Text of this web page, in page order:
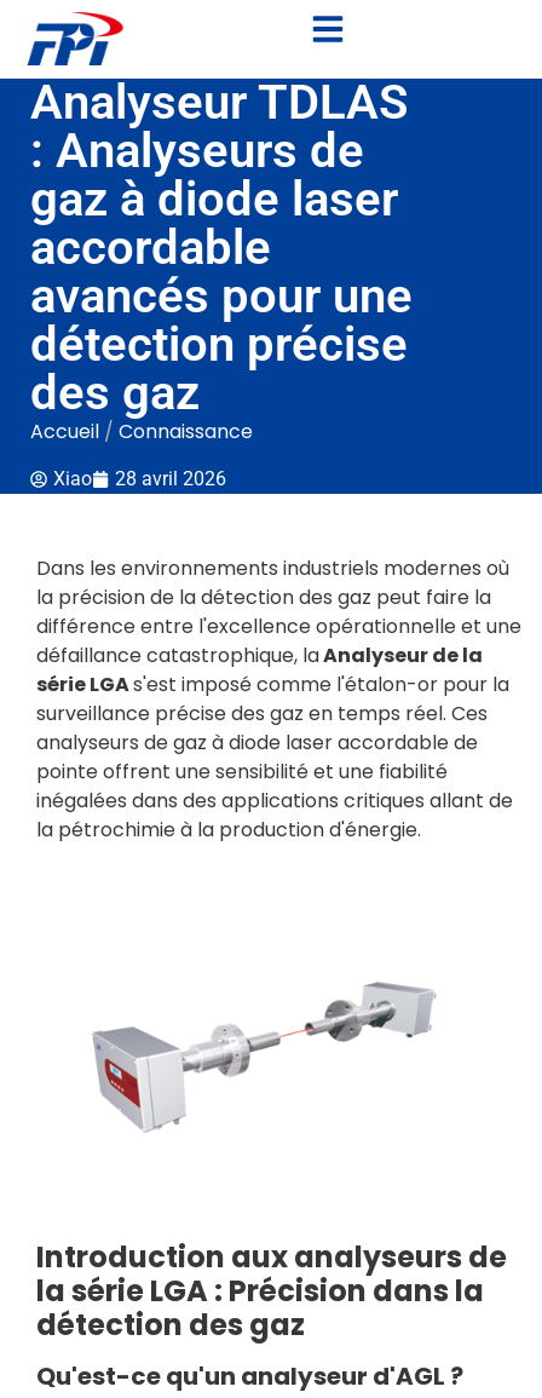
Analyseur TDLAS
: Analyseurs de
gaz à diode laser
accordable
avancés pour une
détection précise
des gaz
Accueil / Connaissance
Xiao 28 avril 2026
Dans les environnements industriels modernes où
la précision de la détection des gaz peut faire la
différence entre l'excellence opérationnelle et une
défaillance catastrophique, laAnalyseur de la
série LGAs'est imposé comme l'étalon-or pour la
surveillance précise des gaz en temps réel. Ces
analyseurs de gaz à diode laser accordable de
pointe offrent une sensibilité et une fiabilité
inégalées dans des applications critiques allant de
la pétrochimie à la production d'énergie.
Introduction aux analyseurs de
la série LGA : Précision dans la
détection des gaz
Qu'est-ce qu'un analyseur d'AGL ?